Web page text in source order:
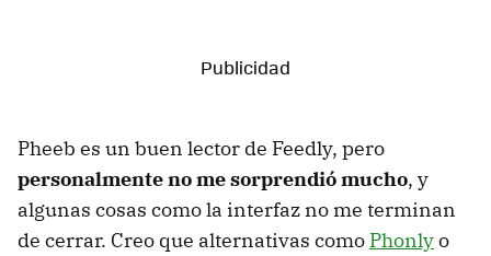
Pheeb es un buen lector de Feedly, pero
personalmente no me sorprendió mucho, y
algunas cosas como la interfaz no me terminan
de cerrar. Creo que alternativas como Phonlyo